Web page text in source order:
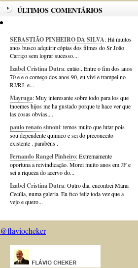
ÚLTIMOS COMENTÁRIOS
SEBASTIÃO PINHEIRO DA SILVA: Há muitos
anos busco adquirir cópias dos filmes do Sr João
Carriço sem lograr sucesso....
Izabel Cristina Dutra: então.. Entre o fim dos anos
70 e e o começo dos anos 90, eu vivi e trampei no
RJ/RJ. e...
Mayruga: Muy interesante sobre todo para los que
tnoemes hijos me ha gustado porque te hace ver que
las cosas obvias,...
paulo renato simoni: temos muito que lutar pois
sou dependente quimico e sei do preconceito
existente . parabéns .
Fernando Rangel Pinheiro: Extremamente
oportuna a reivindicação. Morei muito anos em JF e
sei a riqueza do acervo do...
Izabel Cristina Dutra: Outro dia, encontrei Marai
Cecília, numa galeria. Eu fico feliz toda vez que a
vejo e quero...
@flaviocheker